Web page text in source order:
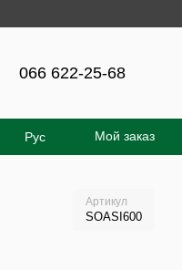
066 622-25-68
Рус Мой заказ
Артикул
SOASI600